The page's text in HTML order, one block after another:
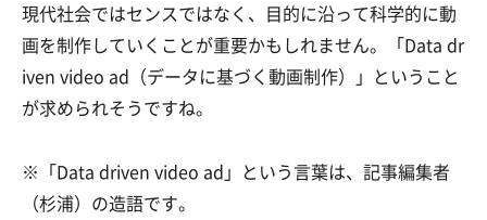
現代社会ではセンスではなく、目的に沿って科学的に動
画を制作していくことが重要かもしれません。「Data dr
iven video ad（データに基づく動画制作）」ということ
が求められそうですね。
※「Data driven video ad」という言葉は、記事編集者
（杉浦）の造語です。